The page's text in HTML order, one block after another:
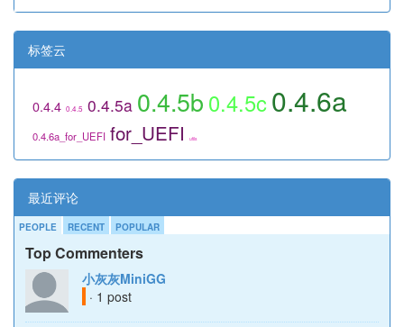
标签云
0.4.4 0.4.5 0.4.5a 0.4.5b 0.4.5c0.4.6a
0.4.6a_for_UEFI for_UEFI utils
最近评论
PEOPLE RECENT POPULAR
Top Commenters
小灰灰MiniGG
· 1 post